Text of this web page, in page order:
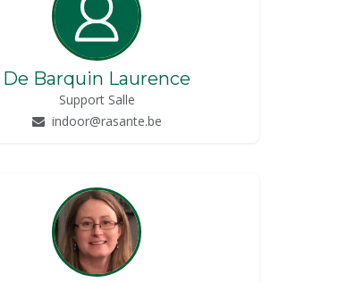
De Barquin Laurence
Support Salle
indoor@rasante.be